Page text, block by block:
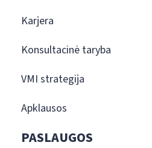
Karjera
Konsultacinė taryba
VMI strategija
Apklausos
PASLAUGOS